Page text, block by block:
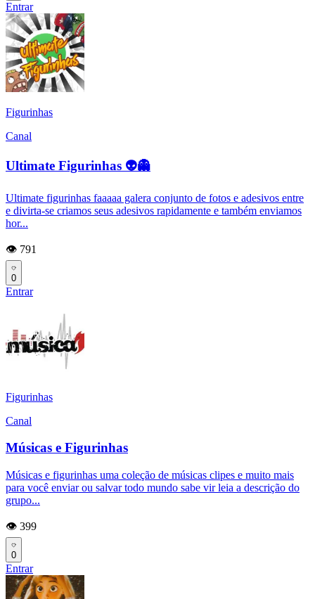
Entrar
Figurinhas
Canal
Ultimate Figurinhas 👽👻
Ultimate figurinhas faaaaa galera conjunto de fotos e adesivos entre
e divirta-se criamos seus adesivos rapidamente e também enviamos
hor...
👁️ 791
0
Entrar
Figurinhas
Canal
Músicas e Figurinhas
Músicas e figurinhas uma coleção de músicas clipes e muito mais
para você enviar ou salvar todo mundo sabe vir leia a descrição do
grupo...
👁️ 399
0
Entrar